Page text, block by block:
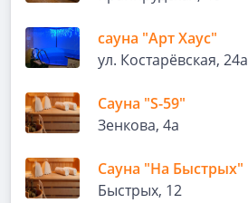
сауна "Арт Хаус"
ул. Костарёвская, 24а
Сауна "S-59"
Зенкова, 4а
Сауна "На Быстрых"
Быстрых, 12